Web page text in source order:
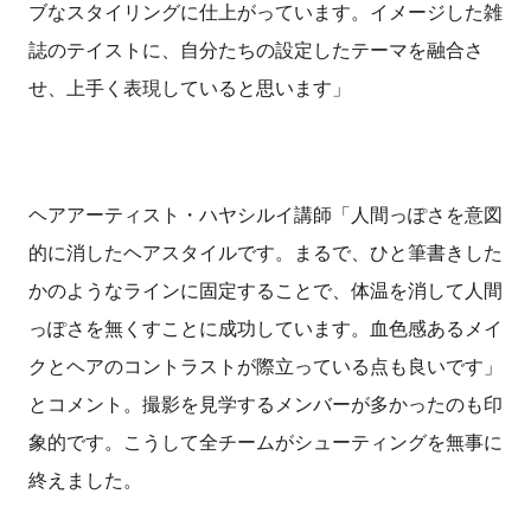
ブなスタイリングに仕上がっています。イメージした雑
誌のテイストに、自分たちの設定したテーマを融合さ
せ、上手く表現していると思います」
ヘアアーティスト・ハヤシルイ講師「人間っぽさを意図
的に消したヘアスタイルです。まるで、ひと筆書きした
かのようなラインに固定することで、体温を消して人間
っぽさを無くすことに成功しています。血色感あるメイ
クとヘアのコントラストが際立っている点も良いです」
とコメント。撮影を見学するメンバーが多かったのも印
象的です。こうして全チームがシューティングを無事に
終えました。